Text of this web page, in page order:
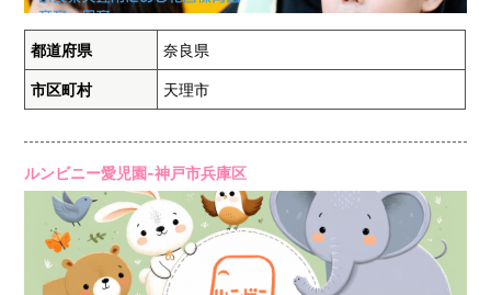
都道府県 奈良県
市区町村 天理市
ルンビニー愛児園-神戸市兵庫区